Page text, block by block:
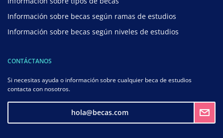
Información sobre becas según ramas de estudios
Información sobre becas según niveles de estudios
CONTÁCTANOS
Si necesitas ayuda o información sobre cualquier beca de estudios
contacta con nosotros.
hola@becas.com